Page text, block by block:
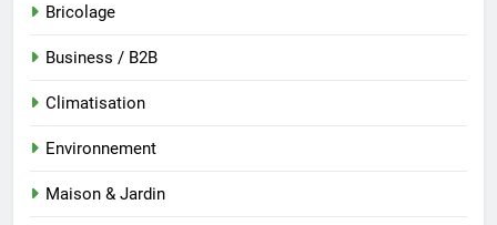
Bricolage
Business / B2B
Climatisation
Environnement
Maison & Jardin